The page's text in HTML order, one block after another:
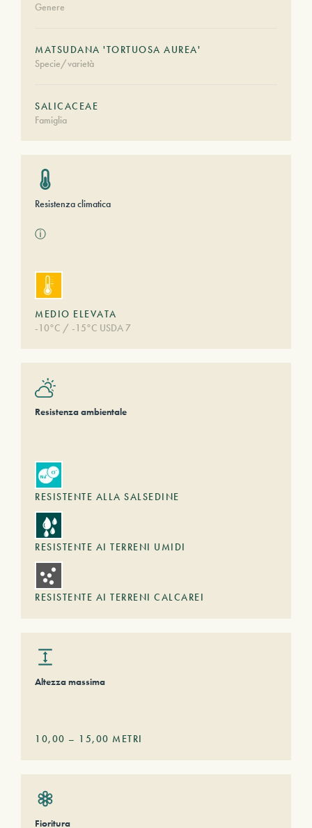
Genere
MATSUDANA 'TORTUOSA AUREA'
Specie/varietà
SALICACEAE
Famiglia
Resistenza climatica
ⓘ
MEDIO ELEVATA
-10°C / -15°C USDA 7
Resistenza ambientale
RESISTENTE ALLA SALSEDINE
RESISTENTE AI TERRENI UMIDI
RESISTENTE AI TERRENI CALCAREI
Altezza massima
10,00 – 15,00 METRI
Fioritura